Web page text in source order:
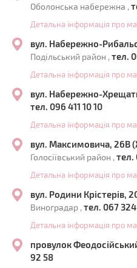
Оболонська набережна ,
Детальна інформація про
вул. Набережно-
Подільський район , тел.
Детальна інформація про
вул. Набережно-
тел. 096 411 10 10
Детальна інформація про
вул. Максимовича, 26В
Голосіївський район , тел.
Детальна інформація про
вул. Родини Крістерів,
Виноградар , тел. 067
Детальна інформація про
провулок
92 58